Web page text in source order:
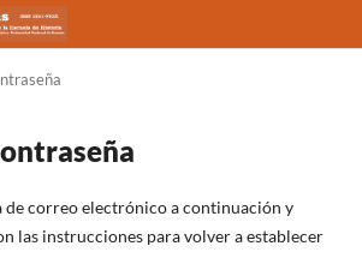
de correo electrónico a continuación y
las instrucciones para volver a establecer